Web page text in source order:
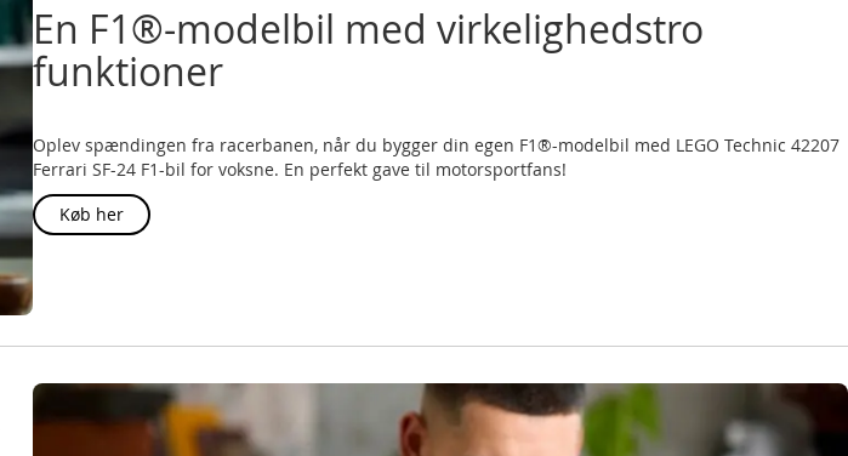
En F1®-modelbil med virkelighedstro
funktioner
Oplev spændingen fra racerbanen, når du bygger din egen F1®-modelbil med LEGO Technic 42207
Ferrari SF-24 F1-bil for voksne. En perfekt gave til motorsportfans!
Køb her